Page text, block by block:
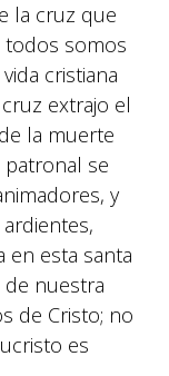
la cruz que
todos somos
cristiana
extrajo el
la muerte
patronal se
y
en esta santa
de nuestra
de Cristo; no
es